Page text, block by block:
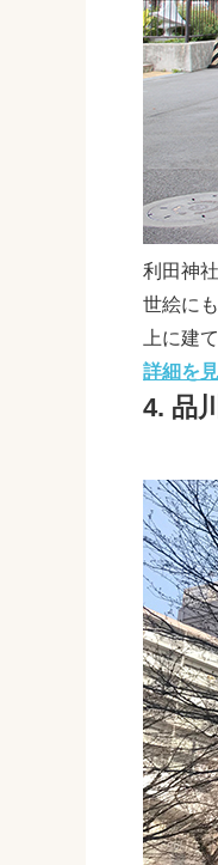
利田神
世絵に
上に建
詳細を
4. 品